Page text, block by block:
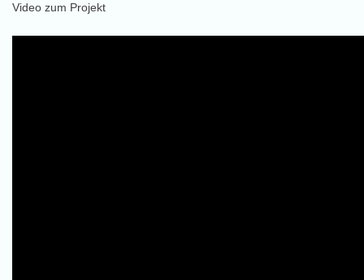
Video zum Projekt